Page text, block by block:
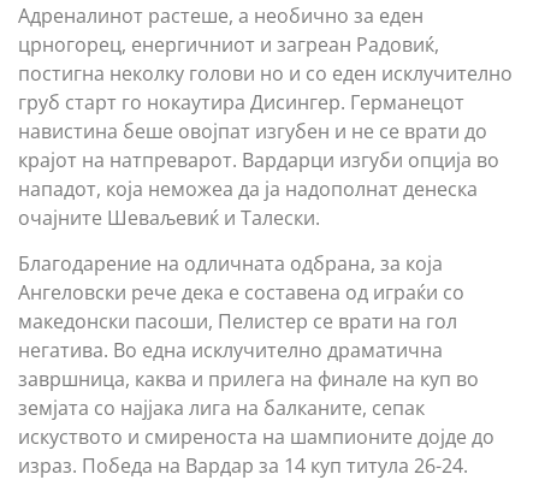
Адреналинот растеше, а необично за еден
црногорец, енергичниот и загреан Радовиќ,
постигна неколку голови но и со еден исклучително
груб старт го нокаутира Дисингер. Германецот
навистина беше овојпат изгубен и не се врати до
крајот на натпреварот. Вардарци изгуби опција во
нападот, која неможеа да ја надополнат денеска
очајните Шеваљевиќ и Талески.
Благодарение на одличната одбрана, за која
Ангеловски рече дека е составена од играќи со
македонски пасоши, Пелистер се врати на гол
негатива. Во една исклучително драматична
завршница, каква и прилега на финале на куп во
земјата со најјака лига на балканите, сепак
искуството и смиреноста на шампионите дојде до
израз. Победа на Вардар за 14 куп титула 26-24.